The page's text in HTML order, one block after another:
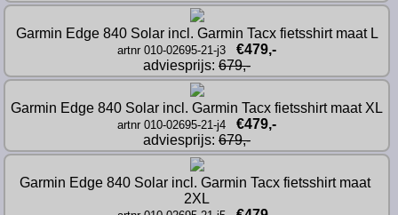
Garmin Edge 840 Solar incl. Garmin Tacx fietsshirt maat L
artnr 010-02695-21-j3
€479,-
adviesprijs: 679,-
Garmin Edge 840 Solar incl. Garmin Tacx fietsshirt maat XL
artnr 010-02695-21-j4
€479,-
adviesprijs: 679,-
Garmin Edge 840 Solar incl. Garmin Tacx fietsshirt maat
2XL